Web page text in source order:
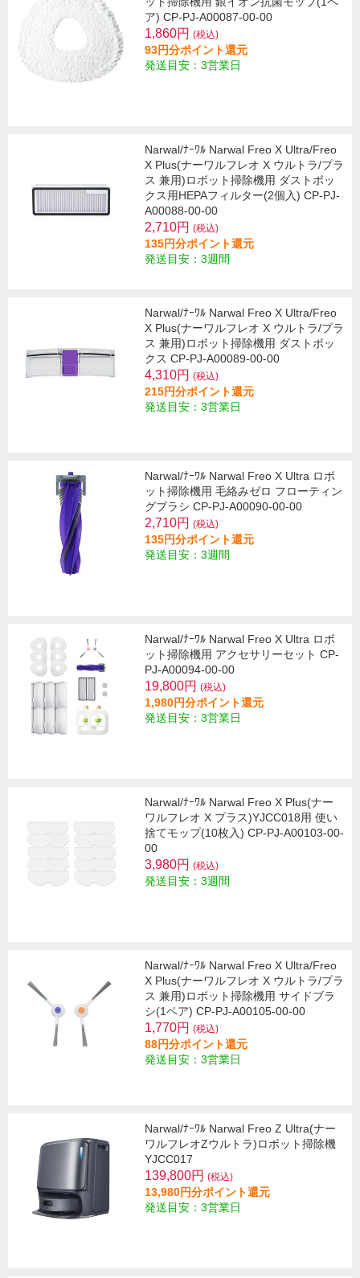
ア) CP-PJ-A00087-00-00
1,860円 (税込)
93円分ポイント還元
発送目安：3営業日
Narwal/ﾅｰﾜﾙ Narwal Freo X Ultra/Freo
X Plus(ナーワルフレオ X ウルトラ/プラ
ス 兼用)ロボット掃除機用 ダストボッ
クス用HEPAフィルター(2個入) CP-PJ-
A00088-00-00
2,710円 (税込)
135円分ポイント還元
発送目安：3週間
Narwal/ﾅｰﾜﾙ Narwal Freo X Ultra/Freo
X Plus(ナーワルフレオ X ウルトラ/プラ
ス 兼用)ロボット掃除機用 ダストボッ
クス CP-PJ-A00089-00-00
4,310円 (税込)
215円分ポイント還元
発送目安：3営業日
Narwal/ﾅｰﾜﾙ Narwal Freo X Ultra ロボ
ット掃除機用 毛絡みゼロ フローティン
グブラシ CP-PJ-A00090-00-00
2,710円 (税込)
135円分ポイント還元
発送目安：3週間
Narwal/ﾅｰﾜﾙ Narwal Freo X Ultra ロボ
ット掃除機用 アクセサリーセット CP-
PJ-A00094-00-00
19,800円 (税込)
1,980円分ポイント還元
発送目安：3営業日
Narwal/ﾅｰﾜﾙ Narwal Freo X Plus(ナー
ワルフレオ X プラス)YJCC018用 使い
捨てモップ(10枚入) CP-PJ-A00103-00-
00
3,980円 (税込)
発送目安：3週間
Narwal/ﾅｰﾜﾙ Narwal Freo X Ultra/Freo
X Plus(ナーワルフレオ X ウルトラ/プラ
ス 兼用)ロボット掃除機用 サイドブラ
シ(1ペア) CP-PJ-A00105-00-00
1,770円 (税込)
88円分ポイント還元
発送目安：3営業日
Narwal/ﾅｰﾜﾙ Narwal Freo Z Ultra(ナー
ワルフレオZウルトラ)ロボット掃除機
YJCC017
139,800円 (税込)
13,980円分ポイント還元
発送目安：3営業日